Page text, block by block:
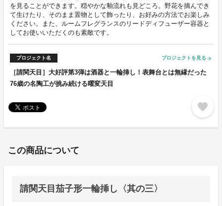
を見ることができます。穏やかな釉流れも見どころ。野花を摘んでき
て生けたり、そのまま置物として飾ったり、お好みの方法でお楽しみ
ください。また、ルームフレグランスのリードディフューザー容器と
してお使いいただくのも素敵です。
プロジェクト名 プロジェクトを見る arrow_forward
［請関天目］大好評第3弾は酒器と一輪挿し！表舞台とは無縁だった
76歳の名陶工が挑み続ける曜変天目
favorite
この商品について
請関天目茄子形一輪挿し〈其の三〉